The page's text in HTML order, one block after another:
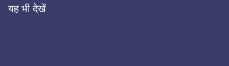
यह भी देखें